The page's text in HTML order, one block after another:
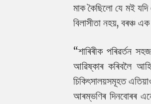
মাক কৈছিলো যে মই
বিলাসীতা নহয়, বৰঞ্চ
“শাৰিৰীক পৰিৱৰ্তন
আৱিষ্কাৰ কৰিবলৈ
চিকিৎসালয়সমূহত
আৰম্ভণিৰ দিনবোৰৰ